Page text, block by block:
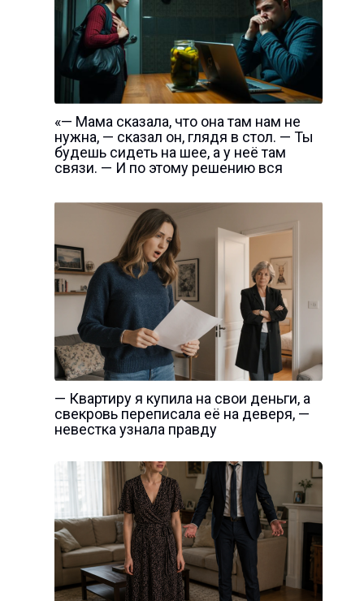
«— Мама сказала, что она там нам не
нужна, — сказал он, глядя в стол. — Ты
будешь сидеть на шее, а у неё там
связи. — И по этому решению вся
— Квартиру я купила на свои деньги, а
свекровь переписала её на деверя, —
невестка узнала правду